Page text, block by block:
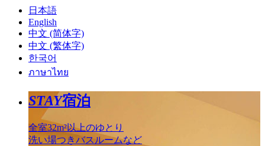
日本語
English
中文 (简体字)
中文 (繁体字)
한국어
ภาษาไทย
STAY宿泊
全室32m²以上のゆとり
洗い場つきバスルームなど